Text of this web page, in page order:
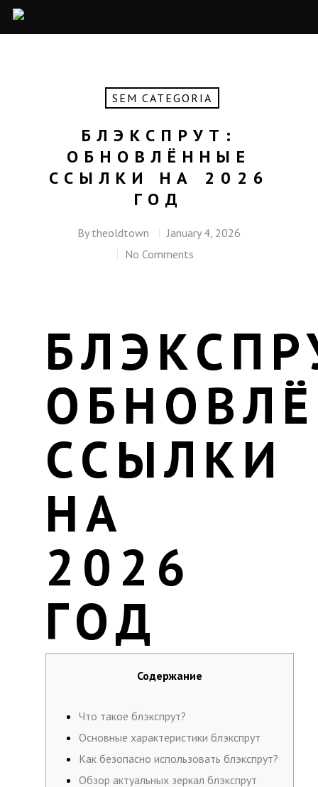
SEM CATEGORIA
БЛЭКСПРУТ:
ОБНОВЛЁННЫЕ
ССЫЛКИ НА 2026
ГОД
By theoldtown
January 4, 2026
No Comments
ССЫЛКИ
НА
2026
ГОД
Содержание
Что такое блэкспрут?
Основные характеристики блэкспрут
Как безопасно использовать блэкспрут?
Обзор актуальных зеркал блэкспрут